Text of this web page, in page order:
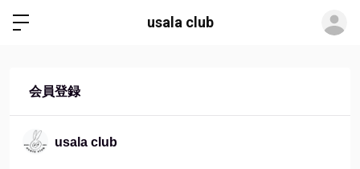
usala club
会員登録
usala club